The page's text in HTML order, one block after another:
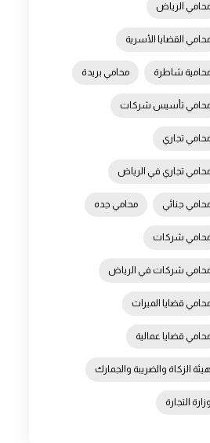
الرياض
القضايا الأسرية
محامي بريدة شاطرة
تأسيس شركات
تجاري
تجاري في الرياض
محامي جده جنائي
شركات
شركات في الرياض
قضايا الميراث
قضايا عمالية
هيئة الزكاة والضريبة والجمارك
وزارة التجارة